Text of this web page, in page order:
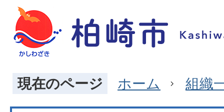
現在のページ ホーム 組織